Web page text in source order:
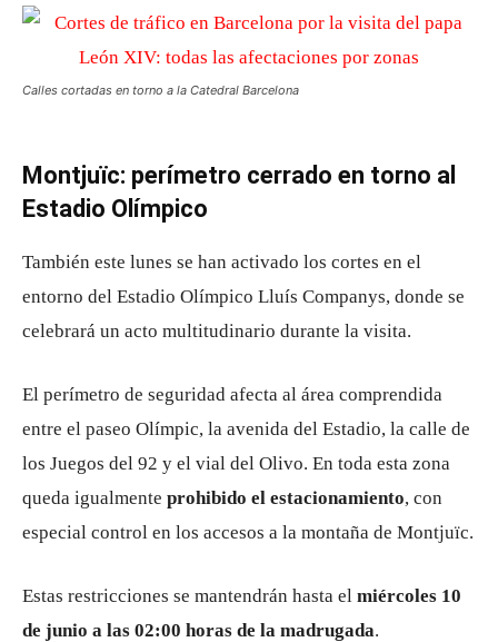
Calles cortadas en torno a la Catedral Barcelona
Montjuïc: perímetro cerrado en torno al
Estadio Olímpico
También este lunes se han activado los cortes en el
entorno del Estadio Olímpico Lluís Companys, donde se
celebrará un acto multitudinario durante la visita.
El perímetro de seguridad afecta al área comprendida
entre el paseo Olímpic, la avenida del Estadio, la calle de
los Juegos del 92 y el vial del Olivo. En toda esta zona
queda igualmente prohibido el estacionamiento, con
especial control en los accesos a la montaña de Montjuïc.
Estas restricciones se mantendrán hasta el miércoles 10
de junio a las 02:00 horas de la madrugada.